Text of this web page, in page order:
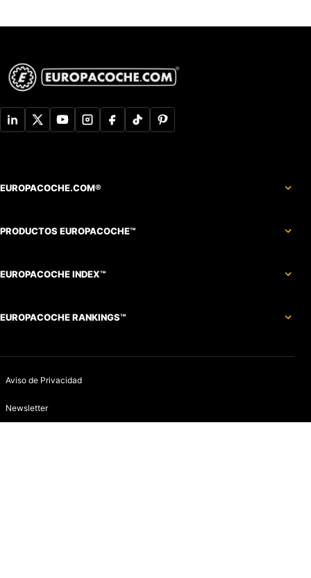
EUROPACOCHE.COM®
PRODUCTOS EUROPACOCHE™
EUROPACOCHE INDEX™
EUROPACOCHE RANKINGS™
Aviso de Privacidad
Newsletter